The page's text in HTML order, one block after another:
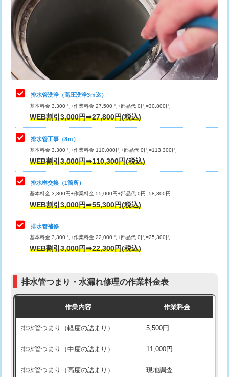
給水管工事※（ライニング鋼管・銅
管・ポリ管・HT管使用/3ｍ超え)
+8,800円
排水管工事（土の掘削・埋め戻し作
業）
11,000円~
排水管工事（排水管工事/3ｍまで） 55,000円
排水管工事（追加 排水管工事/3ｍ超
え）
マス交換（土の掘削・埋め戻し作業）
マス交換（深さ50㎝未満）
マス交換（深さ50㎝以上）
コンクリート斫り（厚さ10㎝まで）
コンクリート斫り（厚さ10㎝超え）
モルタル補修（厚さ10㎝まで）
モルタル補修（厚さ10㎝超え）
追加人工 16,500円
現場見積
※給水管工事は20mmまでの価格です。
カメラ調査 33,000円
桝清掃 8,800円
止水・漏水調査・防水処理・清掃・修
理・調整・分解・加工など（軽作業）
11,000円
止水・漏水調査・防水処理・清掃・修
理・調整・分解・加工など（中作業）
22,000円
止水・漏水調査・防水処理・清掃・修
理・調整・分解・加工など（重作業）
33,000円
その他部品の脱着
交換・取付（タンク）
交換・取付(単水栓（壁付・デッキ
式）)
交換・取付(混合水栓（壁付・デッキ
式・ワンホール）)
16,500円+材料費
交換・取付(排水栓・排水トラップ
交換・取付（その他部品） 11,000円+材料費
持込商品取付（単水栓） 13,200円
持込商品取付（混合水栓） 16,500円
持込商品取付（浄水器・分岐水栓） 16,500円
給水管工事※（ホール加工) 16,500円
排水管洗浄（高圧洗浄3ｍ迄）
基本料金 3,300円+作業料金 27,500円+部品代 0円=30,800円
WEB割引3,000円➡27,800円(税込)
排水管工事（8ｍ）
基本料金 3,300円+作業料金 110,000円+部品代 0円=113,300円
WEB割引3,000円➡110,300円(税込)
排水桝交換（1箇所）
基本料金 3,300円+作業料金 55,000円+部品代 0円=58,300円
WEB割引3,000円➡55,300円(税込)
排水管補修
基本料金 3,300円+作業料金 22,000円+部品代 0円=25,300円
WEB割引3,000円➡22,300円(税込)
排水管つまり・水漏れ修理の作業料金表
作業内容 作業料金
排水管つまり（軽度の詰まり） 5,500円
排水管つまり（中度の詰まり） 11,000円
排水管つまり（高度の詰まり） 現地調査